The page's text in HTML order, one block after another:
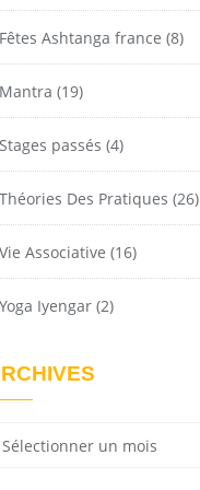
Fêtes Ashtanga france (8)
Mantra (19)
Stages passés (4)
Théories Des Pratiques (26)
Vie Associative (16)
Yoga Iyengar (2)